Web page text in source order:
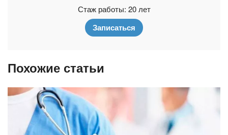
Стаж работы: 20 лет
Записаться
Похожие статьи